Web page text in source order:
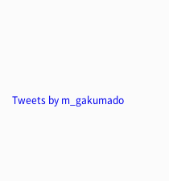
Tweets by m_gakumado